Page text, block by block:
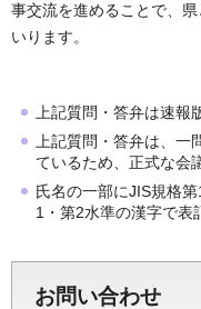
事交流を進めることで、
いります。
上記質問・答弁は速報
上記質問・答弁は、一
ているため、正式な会
氏名の一部にJIS規格
1・第2水準の漢字で表
お問い合わせ